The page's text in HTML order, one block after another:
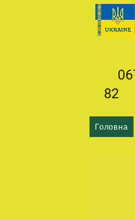
Головна